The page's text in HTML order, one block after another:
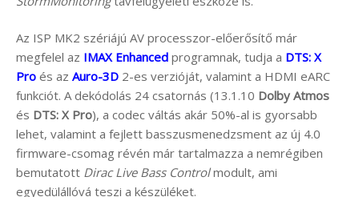
Az ISP MK2 szériájú AV processzor-előerősítő már
megfelel az IMAX Enhanced programnak, tudja a DTS: X
Pro és az Auro-3D 2-es verzióját, valamint a HDMI eARC
funkciót. A dekódolás 24 csatornás (13.1.10 Dolby Atmos
és DTS: X Pro), a codec váltás akár 50%-al is gyorsabb
lehet, valamint a fejlett basszusmenedzsment az új 4.0
firmware-csomag révén már tartalmazza a nemrégiben
bemutatott Dirac Live Bass Controlmodult, ami
egyedülállóvá teszi a készüléket.